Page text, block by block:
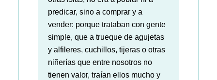
predicar, sino a comprar y a
vender: porque trataban con gente
simple, que a trueque de agujetas
y alfileres, cuchillos, tijeras o otras
niñerías que entre nosotros no
tienen valor, traían ellos mucho y